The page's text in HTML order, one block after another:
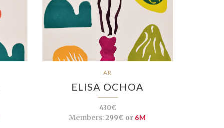
AR
ELISA OCHOA
430€
Members:299€ or 6M